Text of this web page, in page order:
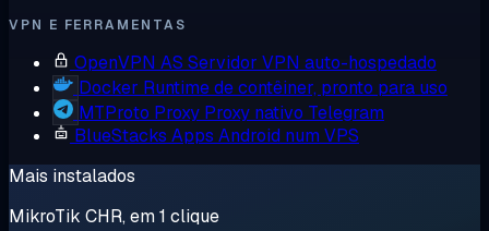
VPN E FERRAMENTAS
OpenVPN AS Servidor VPN auto-hospedado
Docker Runtime de contêiner, pronto para uso
MTProto Proxy Proxy nativo Telegram
BlueStacks Apps Android num VPS
Mais instalados
MikroTik CHR, em 1 clique